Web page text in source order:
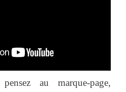
au marque-page,